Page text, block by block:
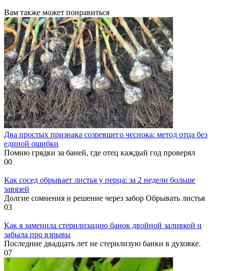
Вам также может понравиться
Два простых признака созревшего чеснока: метод отца без
единой ошибки
Помню грядки за баней, где отец каждый год проверял
00
Как сосед обрывает листья у перца: за 2 недели больше
завязей
Долгие сомнения и решение через забор Обрывать листья
03
Как я заменила стерилизацию банок двойной заливкой и
забыла про взрывы
Последние двадцать лет не стерилизую банки в духовке.
07